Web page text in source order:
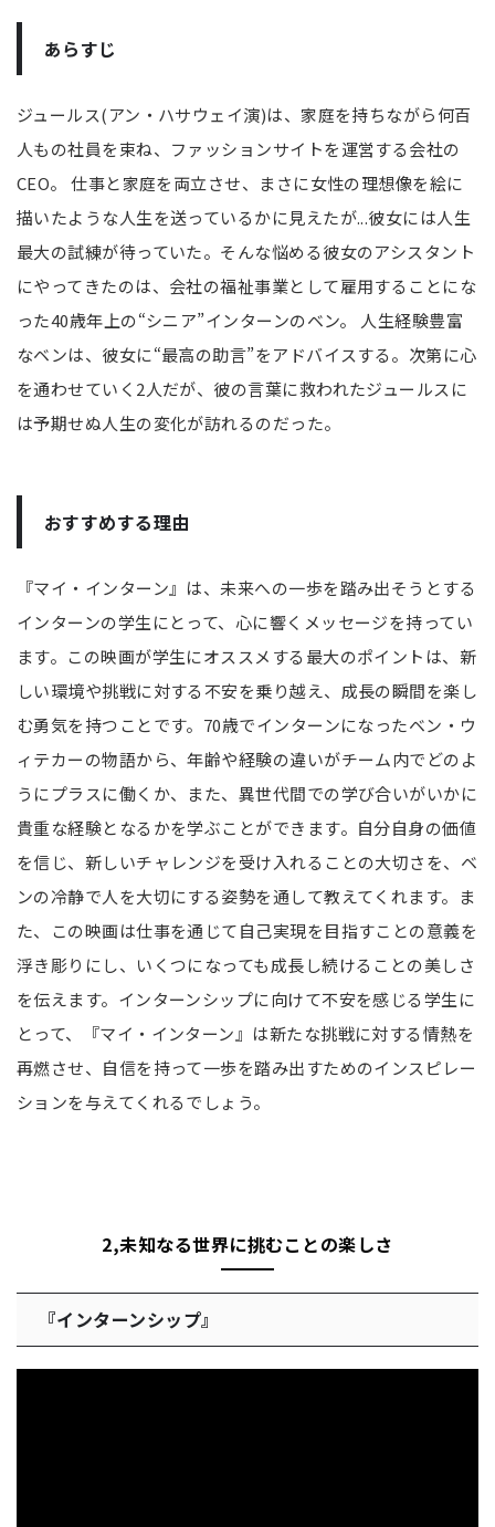
あらすじ
ジュールス(アン・ハサウェイ演)は、家庭を持ちながら何百
人もの社員を束ね、ファッションサイトを運営する会社の
CEO。 仕事と家庭を両立させ、まさに女性の理想像を絵に
描いたような人生を送っているかに見えたが...彼女には人生
最大の試練が待っていた。そんな悩める彼女のアシスタント
にやってきたのは、会社の福祉事業として雇用することにな
った40歳年上の“シニア”インターンのベン。 人生経験豊富
なベンは、彼女に“最高の助言”をアドバイスする。次第に心
を通わせていく2人だが、彼の言葉に救われたジュールスに
は予期せぬ人生の変化が訪れるのだった。
おすすめする理由
『マイ・インターン』は、未来への一歩を踏み出そうとする
インターンの学生にとって、心に響くメッセージを持ってい
ます。この映画が学生にオススメする最大のポイントは、新
しい環境や挑戦に対する不安を乗り越え、成長の瞬間を楽し
む勇気を持つことです。70歳でインターンになったベン・ウ
ィテカーの物語から、年齢や経験の違いがチーム内でどのよ
うにプラスに働くか、また、異世代間での学び合いがいかに
貴重な経験となるかを学ぶことができます。自分自身の価値
を信じ、新しいチャレンジを受け入れることの大切さを、ベ
ンの冷静で人を大切にする姿勢を通して教えてくれます。ま
た、この映画は仕事を通じて自己実現を目指すことの意義を
浮き彫りにし、いくつになっても成長し続けることの美しさ
を伝えます。インターンシップに向けて不安を感じる学生に
とって、『マイ・インターン』は新たな挑戦に対する情熱を
再燃させ、自信を持って一歩を踏み出すためのインスピレー
ションを与えてくれるでしょう。
2,未知なる世界に挑むことの楽しさ
『インターンシップ』